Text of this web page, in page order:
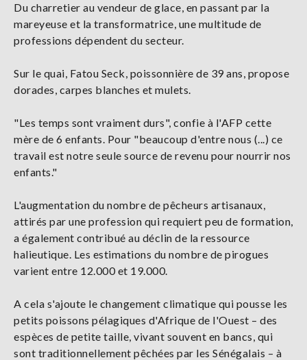
Du charretier au vendeur de glace, en passant par la
mareyeuse et la transformatrice, une multitude de
professions dépendent du secteur.
Sur le quai, Fatou Seck, poissonnière de 39 ans, propose
dorades, carpes blanches et mulets.
"Les temps sont vraiment durs", confie à l'AFP cette
mère de 6 enfants. Pour "beaucoup d'entre nous (...) ce
travail est notre seule source de revenu pour nourrir nos
enfants."
L'augmentation du nombre de pêcheurs artisanaux,
attirés par une profession qui requiert peu de formation,
a également contribué au déclin de la ressource
halieutique. Les estimations du nombre de pirogues
varient entre 12.000 et 19.000.
A cela s'ajoute le changement climatique qui pousse les
petits poissons pélagiques d'Afrique de l'Ouest – des
espèces de petite taille, vivant souvent en bancs, qui
sont traditionnellement pêchées par les Sénégalais – à